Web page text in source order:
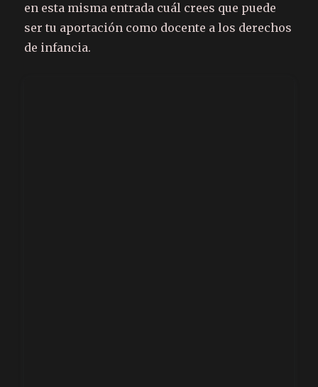
en esta misma entrada cuál crees que puede
ser tu aportación como docente a los derechos
de infancia.